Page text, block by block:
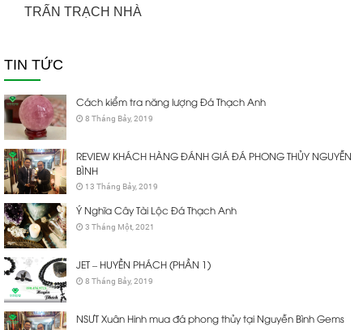
TRẤN TRẠCH NHÀ
TIN TỨC
Cách kiểm tra năng lượng Đá Thạch Anh
8 Tháng Bảy, 2019
REVIEW KHÁCH HÀNG ĐÁNH GIÁ ĐÁ PHONG THỦY NGUYỄN
BÌNH
13 Tháng Bảy, 2019
Ý Nghĩa Cây Tài Lộc Đá Thạch Anh
3 Tháng Một, 2021
JET – HUYỀN PHÁCH (PHẦN 1)
8 Tháng Bảy, 2019
NSƯT Xuân Hinh mua đá phong thủy tại Nguyễn Bình Gems